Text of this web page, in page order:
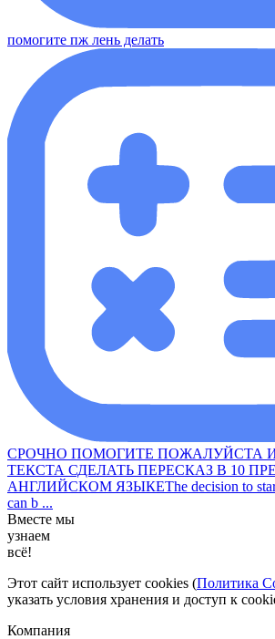
помогите пж лень делать
СРОЧНО ПОМОГИТЕ ПОЖАЛУЙСТА
ТЕКСТА СДЕЛАТЬ ПЕРЕСКАЗ В 10
АНГЛИЙСКОМ ЯЗЫКЕThe decision to start
can b ...
Вместе мы
узнаем
всё!
Этот сайт использует cookies (Политика
указать условия хранения и доступ к
Компания